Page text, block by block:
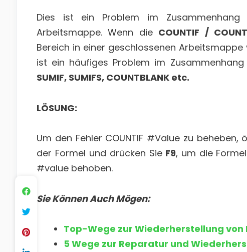
Dies ist ein Problem im
Arbeitsmappe. Wenn die COUNTIF /
Bereich in einer geschlossenen Arbeitsmappe
ist ein häufiges Problem im
SUMIF, SUMIFS, COUNTBLANK etc.
LÖSUNG:
Um den Fehler COUNTIF #Value zu
der Formel und drücken SieF9, um die
#value behoben.
Sie Können Auch Mögen:
Top-Wege zur Wiederherstellung
5 Wege zur Reparatur und